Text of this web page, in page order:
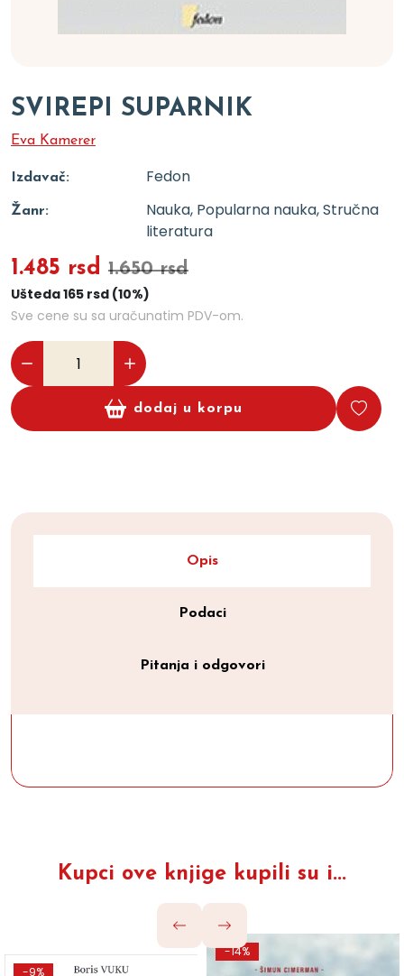
SVIREPI SUPARNIK
Eva Kamerer
Izdavač: Fedon
Žanr:
Nauka, Popularna nauka, Stručna
literatura
1.485 rsd 1.650 rsd
Ušteda 165 rsd (10%)
Sve cene su sa uračunatim PDV-om.
dodaj u korpu
Opis
Podaci
Pitanja i odgovori
Kupci ove knjige kupili su i...
-9%
-14%